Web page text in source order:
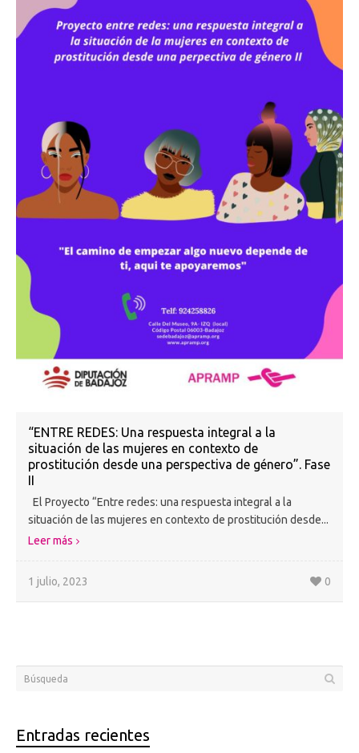
“ENTRE REDES: Una respuesta integral a la
situación de las mujeres en contexto de
prostitución desde una perspectiva de género”. Fase
II
El Proyecto “Entre redes: una respuesta integral a la
situación de las mujeres en contexto de prostitución desde...
Leer más
1 julio, 2023 0
Entradas recientes